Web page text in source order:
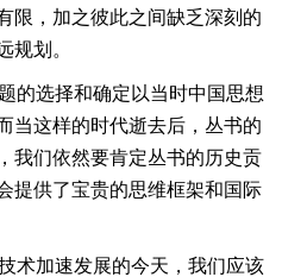
限，加之彼此之间缺乏深刻的
规划。
的选择和确定以当时中国思想
当这样的时代逝去后，丛书的
我们依然要肯定丛书的历史贡
提供了宝贵的思维框架和国际
术加速发展的今天，我们应该